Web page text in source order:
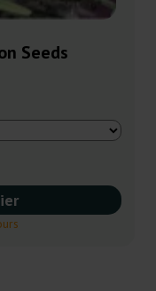
Seeds